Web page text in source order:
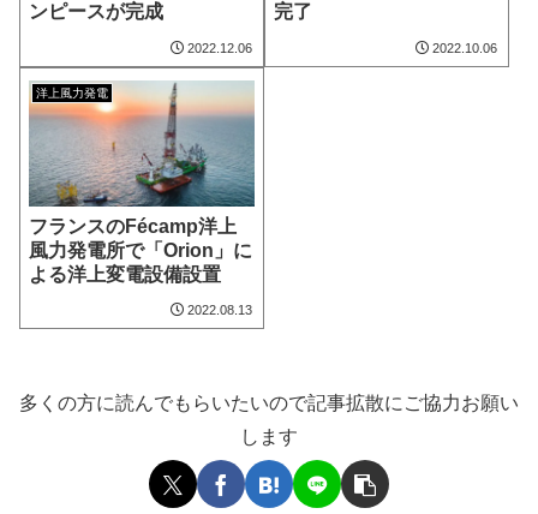
ンピースが完成
2022.12.06
完了
2022.10.06
洋上風力発電
フランスのFécamp洋上
風力発電所で「Orion」に
よる洋上変電設備設置
2022.08.13
多くの方に読んでもらいたいので記事拡散にご協力お願い
します